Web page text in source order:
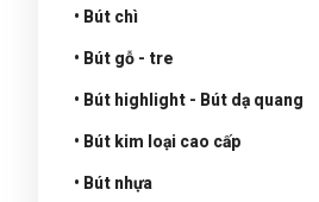
• Bút chì
• Bút gỗ - tre
• Bút highlight - Bút dạ quang
• Bút kim loại cao cấp
• Bút nhựa